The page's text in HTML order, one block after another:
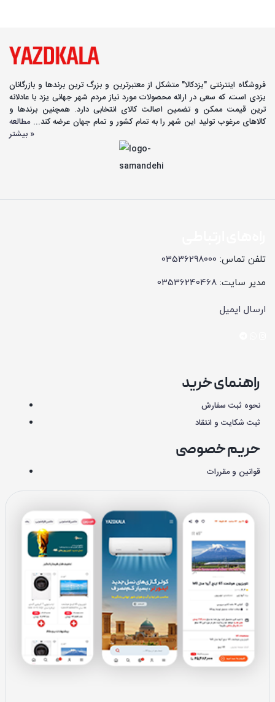
فروشگاه اینترنتی "یزدکالا" متشکل از معتبرترین و بزرگ ترین برندها و بازرگانان
یزدی است، که سعی در ارائه محصولات مورد نیاز مردم شهر جهانی یزد با عادلانه
ترین قیمت ممکن و تضمین اصالت کالای انتخابی دارد. همچنین برندها و
کالاهای مرغوب تولید این شهر را به تمام کشور و تمام جهان عرضه کند...مطالعه
بیشتر »
تلفن تماس: 03536298000
مدیر سایت: 03536240468
ارسال ایمیل
راهنمای خرید
نحوه ثبت سفارش
ثبت شکایت و انتقاد
حریم خصوصی
قوانین و مقررات